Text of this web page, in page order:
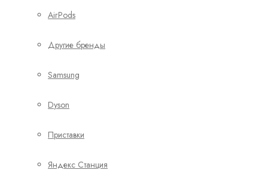
AirPods
Другие бренды
Samsung
Dyson
Приставки
Яндекс Станция